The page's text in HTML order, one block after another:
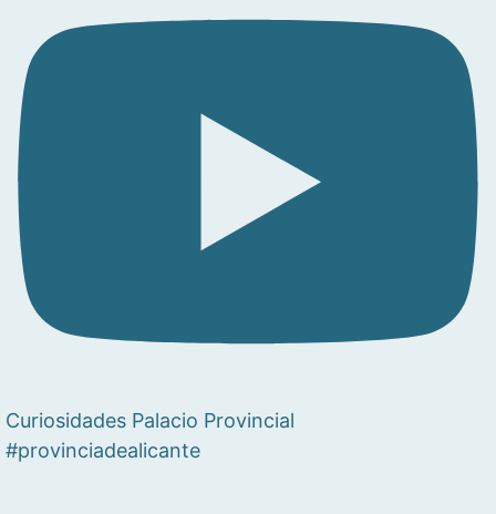
Curiosidades Palacio Provincial
#provinciadealicante